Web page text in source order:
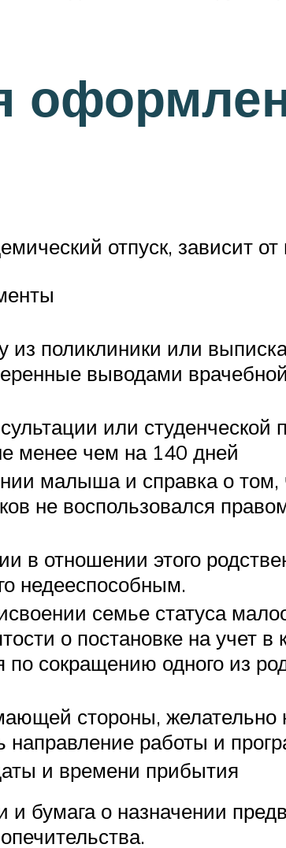
отпуск, зависит
поликлиники или
выводами
или студенческой
менее чем на 140 дней
малыша и справка о том,
не воспользовался
в отношении этого
недееспособным.
семье статуса
о постановке на учет в
сокращению одного из
стороны,
направление работы и
и времени прибытия
и бумага о назначении